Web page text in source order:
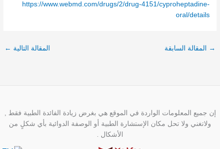
https://www.webmd.com/drugs/2/drug-4151/cyproheptadine-
oral/details
→ المقالة السابقة المقالة التالية ←
إن جميع المعلومات الواردة في الموقع هي بغرض زيادة الفائدة الطبية فقط ,
ولاتغني ولا تحل مكان الإستشارة الطبية أو الوصفة الدوائية بأي شكلٍ من
الأشكال .